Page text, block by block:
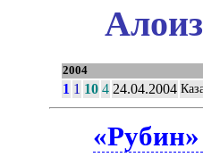
2004
1 1 10 4 24.04.2004